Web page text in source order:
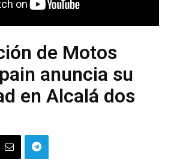
de Motos
anuncia su
en Alcalá dos